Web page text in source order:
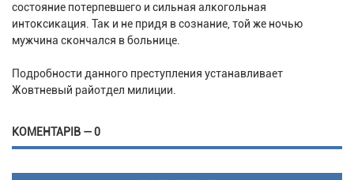
состояние потерпевшего и сильная алкогольная
интоксикация. Так и не придя в сознание, той же ночью
мужчина скончался в больнице.
Подробности данного преступления устанавливает
Жовтневый райотдел милиции.
КОМЕНТАРІВ — 0